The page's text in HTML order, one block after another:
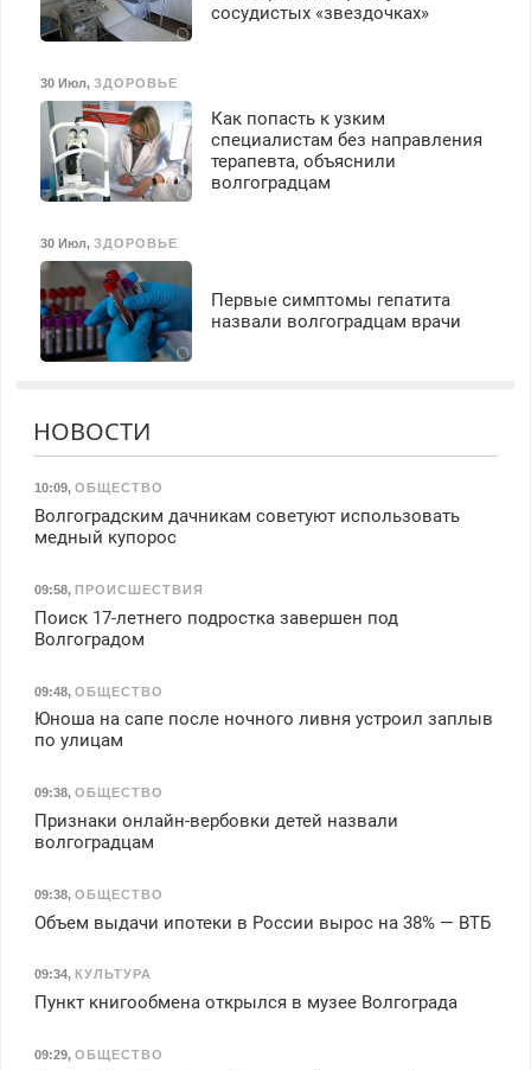
сосудистых «звездочках»
30 Июл, ЗДОРОВЬЕ
Как попасть к узким
специалистам без направления
терапевта, объяснили
волгоградцам
30 Июл, ЗДОРОВЬЕ
Первые симптомы гепатита
назвали волгоградцам врачи
НОВОСТИ
10:09, ОБЩЕСТВО
Волгоградским дачникам советуют использовать
медный купорос
09:58, ПРОИСШЕСТВИЯ
Поиск 17-летнего подростка завершен под
Волгоградом
09:48, ОБЩЕСТВО
Юноша на сапе после ночного ливня устроил заплыв
по улицам
09:38, ОБЩЕСТВО
Признаки онлайн-вербовки детей назвали
волгоградцам
09:38, ОБЩЕСТВО
Объем выдачи ипотеки в России вырос на 38% — ВТБ
09:34, КУЛЬТУРА
Пункт книгообмена открылся в музее Волгограда
09:29, ОБЩЕСТВО